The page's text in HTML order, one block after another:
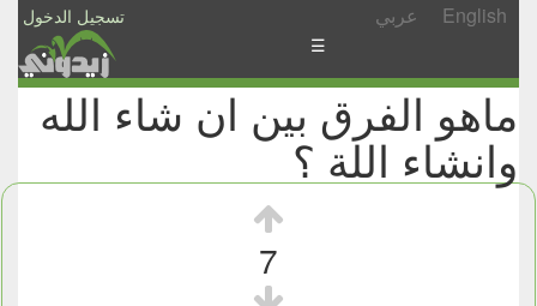
تسجيل الدخول عربي English
الأخبار
والمشاركات
☰
ماهو الفرق بين ان شاء الله
وانشاء اللة ؟
7